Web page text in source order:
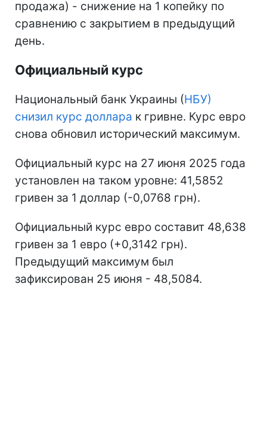
продажа) - снижение на 1 копейку по
сравнению с закрытием в предыдущий
день.
Официальный курс
Национальный банк Украины (НБУ)
снизил курс доллара к гривне. Курс евро
снова обновил исторический максимум.
Официальный курс на 27 июня 2025 года
установлен на таком уровне: 41,5852
гривен за 1 доллар (-0,0768 грн).
Официальный курс евро составит 48,638
гривен за 1 евро (+0,3142 грн).
Предыдущий максимум был
зафиксирован 25 июня - 48,5084.